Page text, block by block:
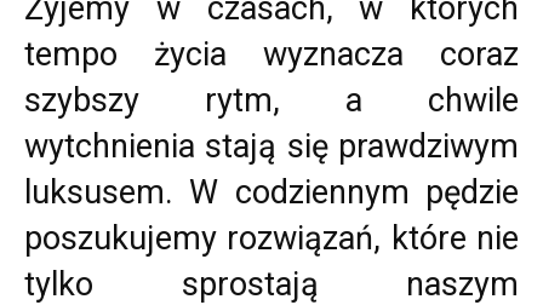
Żyjemy w czasach, w których
tempo życia wyznacza coraz
szybszy rytm, a chwile
wytchnienia stają się prawdziwym
luksusem. W codziennym pędzie
poszukujemy rozwiązań, które nie
tylko sprostają naszym